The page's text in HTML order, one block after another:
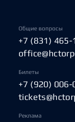
Общие вопросы
+7 (831) 465-
Билеты
+7 (920) 006-
Реклама